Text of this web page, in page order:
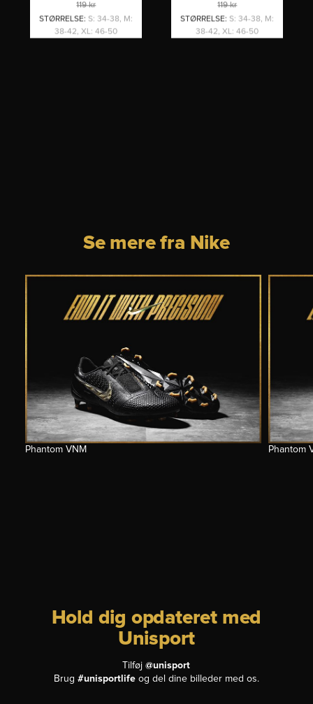
119 kr
STØRRELSE: S: 34-38, M:
38-42, XL: 46-50
119 kr
STØRRELSE: S: 34-38, M:
38-42, XL: 46-50
Se mere fra Nike
Phantom VNM Phantom
Hold dig opdateret med
Unisport
Tilføj@unisport
Brug #unisportlifeog del dine billeder med os.